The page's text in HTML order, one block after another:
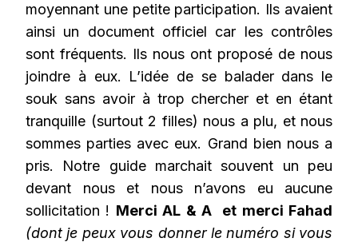
moyennant une petite participation. Ils avaient
ainsi un document officiel car les contrôles
sont fréquents. Ils nous ont proposé de nous
joindre à eux. L’idée de se balader dans le
souk sans avoir à trop chercher et en étant
tranquille (surtout 2 filles) nous a plu, et nous
sommes parties avec eux. Grand bien nous a
pris. Notre guide marchait souvent un peu
devant nous et nous n’avons eu aucune
sollicitation ! Merci AL & A et merci Fahad
(dont je peux vous donner le numéro si vous